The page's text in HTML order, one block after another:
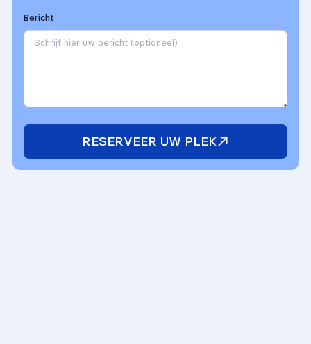
Bericht
RESERVEER UW PLEK